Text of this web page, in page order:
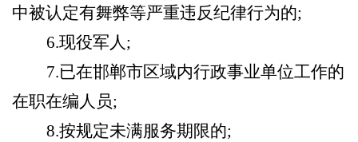
中被认定有舞弊等严重违反纪律行为的;
6.现役军人;
7.已在邯郸市区域内行政事业单位工作的
在职在编人员;
8.按规定未满服务期限的;